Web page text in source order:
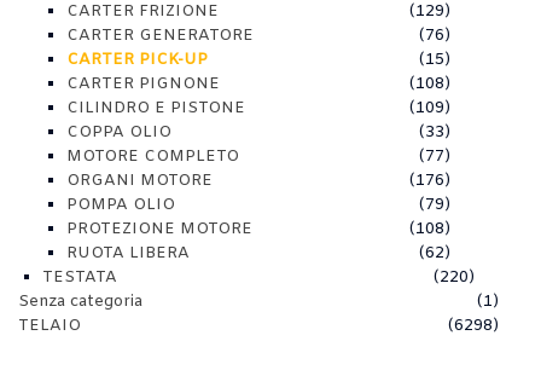
CARTER FRIZIONE
(129)
CARTER GENERATORE
(76)
CARTER PICK-UP
(15)
CARTER PIGNONE
(108)
CILINDRO E PISTONE
(109)
COPPA OLIO
(33)
MOTORE COMPLETO
(77)
ORGANI MOTORE
(176)
POMPA OLIO
(79)
PROTEZIONE MOTORE
(108)
RUOTA LIBERA
(62)
TESTATA
(220)
Senza categoria
(1)
TELAIO
(6298)